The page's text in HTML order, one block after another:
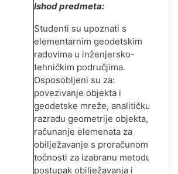
Ishod predmeta:
Studenti su upoznati s
elementarnim geodetskim
radovima u inženjersko-
tehničkim područjima.
Osposobljeni su za:
povezivanje objekta i
geodetske mreže, analitičku
razradu geometrije objekta,
računanje elemenata za
obilježavanje s proračunom
točnosti za izabranu metodu,
postupak obilježavanja i